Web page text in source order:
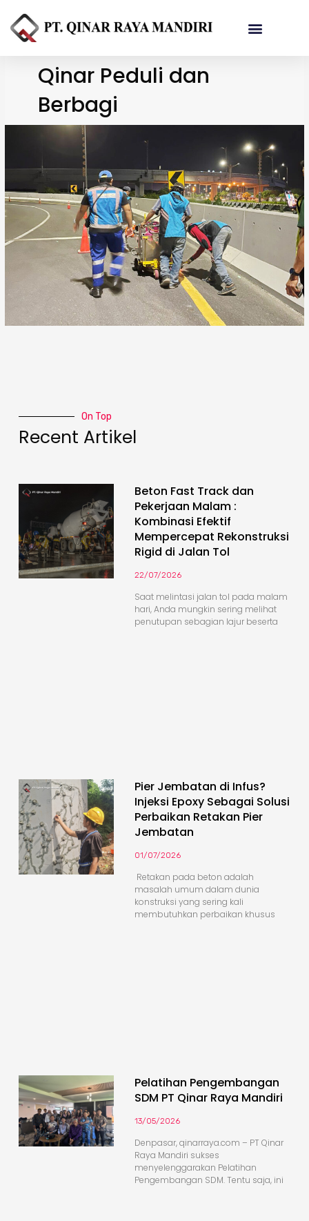
Qinar Peduli dan
Berbagi
On Top
Recent Artikel
Beton Fast Track dan
Pekerjaan Malam :
Kombinasi Efektif
Mempercepat Rekonstruksi
Rigid di Jalan Tol
22/07/2026
Saat melintasi jalan tol pada malam
hari, Anda mungkin sering melihat
penutupan sebagian lajur beserta
Pier Jembatan di Infus?
Injeksi Epoxy Sebagai Solusi
Perbaikan Retakan Pier
Jembatan
01/07/2026
Retakan pada beton adalah
masalah umum dalam dunia
konstruksi yang sering kali
membutuhkan perbaikan khusus
Pelatihan Pengembangan
SDM PT Qinar Raya Mandiri
13/05/2026
Denpasar, qinarraya.com – PT Qinar
Raya Mandiri sukses
menyelenggarakan Pelatihan
Pengembangan SDM. Tentu saja, ini